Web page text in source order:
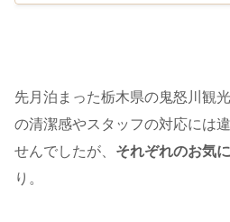
先月泊まった栃木県の鬼怒川観
の清潔感やスタッフの対応には
せんでしたが、 それぞれのお気
り。